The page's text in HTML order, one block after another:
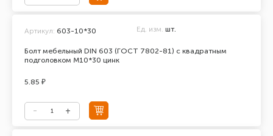
Болт мебельный DIN 603 (ГОСТ 7802-81) с квадратным
подголовком М10*30 цинк
Артикул: 603-10*30 Ед. изм. шт.
5.85 ₽